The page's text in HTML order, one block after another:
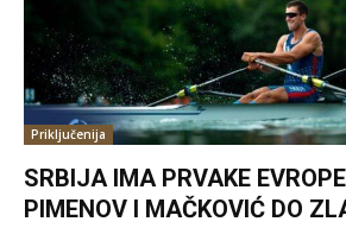
Priključenija
SRBIJA IMA PRVAKE
PIMENOV I MAČKOVIĆ DO